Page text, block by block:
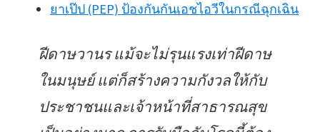
ยาเป๊ป (PEP) ป้องกันกันเอชไอวีในกรณีฉุกเฉิน
ฝีดาษวานร แม้จะไม่รุนแรงเท่าฝีดาษ
ในมนุษย์ แต่ก็สร้างความกังวลให้กับ
ประชาชนและเจ้าหน้าที่สาธารณสุข